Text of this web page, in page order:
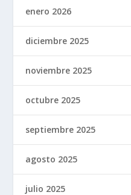
enero 2026
diciembre 2025
noviembre 2025
octubre 2025
septiembre 2025
agosto 2025
julio 2025